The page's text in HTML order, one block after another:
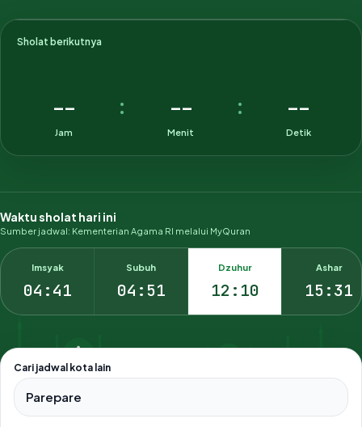
Sholat berikutnya
--
Jam
: --
Menit
: --
Detik
Waktu sholat hari ini
Sumber jadwal: Kementerian Agama RI melalui MyQuran
Imsyak
04:41
Subuh
04:51
Dzuhur
12:10
Ashar
15:31
Cari jadwal kota lain
Pilih salah satu dari 500+ kota dan kabupaten di Indonesia.